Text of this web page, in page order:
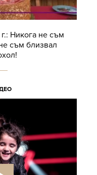
Никога не съм
съм близвал